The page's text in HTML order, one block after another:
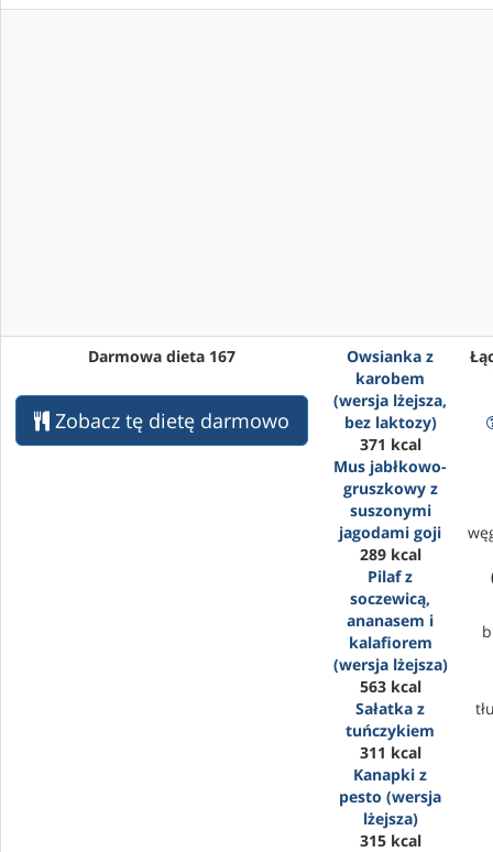
Darmowa dieta 167
Zobacz tę dietę darmowo
Owsianka z
karobem
(wersja lżejsza,
bez laktozy)
371 kcal
Mus jabłkowo-
gruszkowy z
suszonymi
jagodami goji
289 kcal
Pilaf z
soczewicą,
ananasem i
kalafiorem
(wersja lżejsza)
563 kcal
Sałatka z
tuńczykiem
311 kcal
Kanapki z
pesto (wersja
lżejsza)
315 kcal